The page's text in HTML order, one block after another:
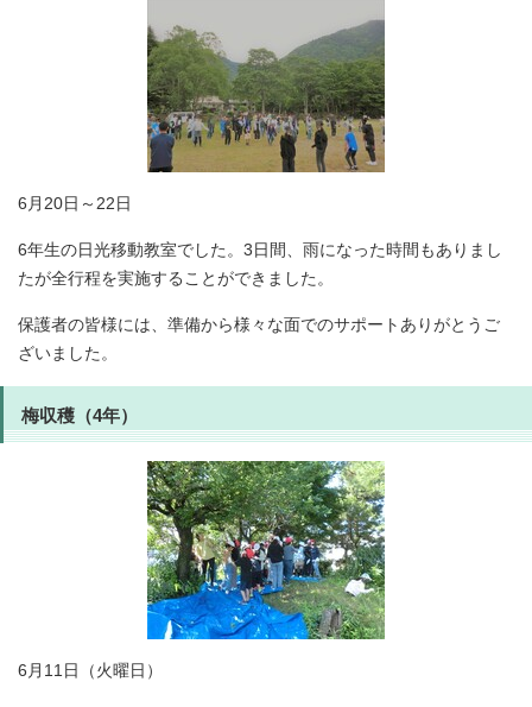
6月20日～22日
6年生の日光移動教室でした。3日間、雨になった時間もありまし
たが全行程を実施することができました。
保護者の皆様には、準備から様々な面でのサポートありがとうご
ざいました。
梅収穫（4年）
6月11日（火曜日）